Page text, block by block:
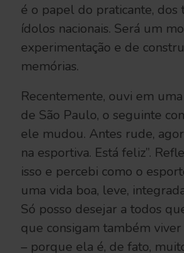
é o papel do praticante, dos
ídolos nacionais. Será um
experimentação e de
memórias.
Recentemente, ouvi em
de São Paulo, o seguinte
ele mudou. Antes rude,
na esportiva. Está feliz”.
isso e percebi como o
uma vida boa, leve,
Só posso desejar a todos
que consigam também
– porque ela é, de fato,